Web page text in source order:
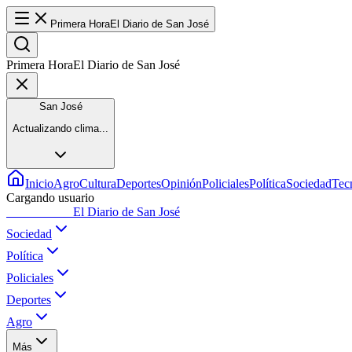
Primera HoraEl Diario de San José
Primera HoraEl Diario de San José
San José
Actualizando clima...
InicioAgroCulturaDeportesOpiniónPolicialesPolíticaSociedad
Cargando usuario
El Diario de San José
Sociedad
Política
Policiales
Deportes
Agro
Más